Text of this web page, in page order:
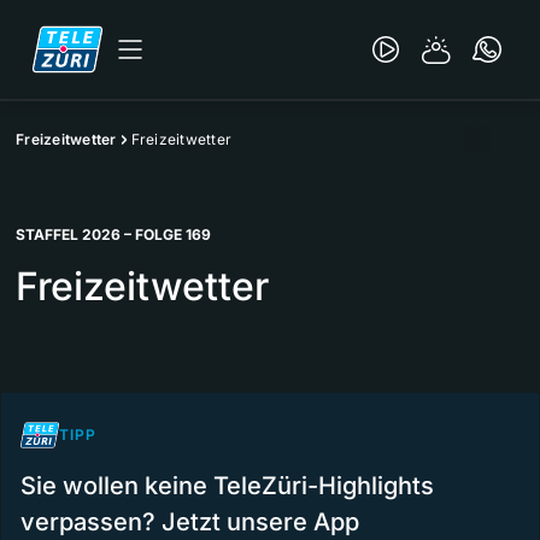
Freizeitwetter Freizeitwetter
STAFFEL 2026 – FOLGE 169
Freizeitwetter
TIPP
Sie wollen keine TeleZüri-Highlights
verpassen? Jetzt unsere App